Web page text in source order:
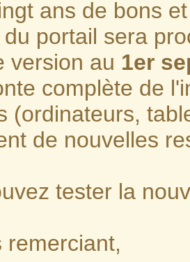
ans de bons
portail sera
version au 1er
complète de
(ordinateurs,
de nouvelles
tester la
remerciant,